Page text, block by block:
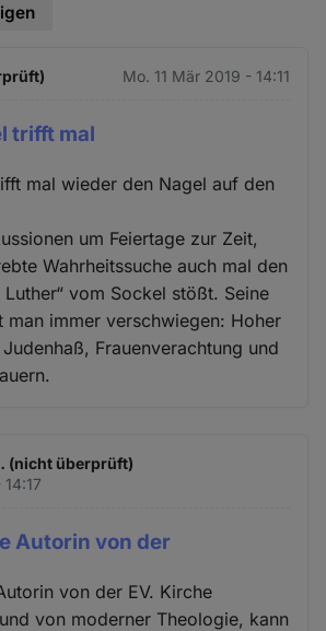
Mo. 11 Mär 2019 - 14:11
trifft mal
mal wieder den Nagel auf den
um Feiertage zur Zeit,
Wahrheitssuche auch mal den
Luther“ vom Sockel stößt. Seine
man immer verschwiegen: Hoher
Frauenverachtung und
(nicht überprüft)
Autorin von der
von der EV. Kirche
von moderner Theologie, kann